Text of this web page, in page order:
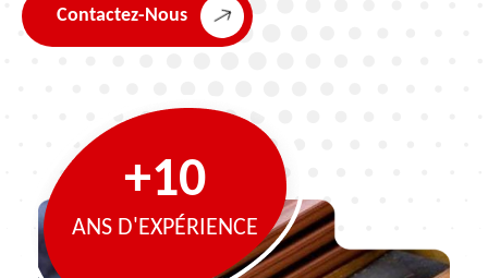
Contactez-Nous
+10
ANS D'EXPÉRIENCE